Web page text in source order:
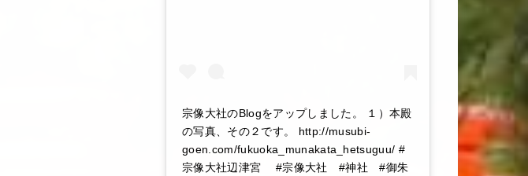
宗像大社のBlogをアップしました。 １）本殿
の写真、その２です。 http://musubi-
goen.com/fukuoka_munakata_hetsuguu/ #
宗像大社辺津宮 #宗像大社 #神社 #御朱